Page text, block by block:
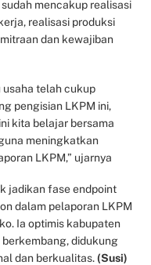
mencakup realisasi
realisasi produksi
dan kewajiban
usaha telah cukup
pengisian LKPM ini,
kita belajar bersama
meningkatkan
LKPM,” ujarnya
jadikan fase endpoint
dalam pelaporan LKPM
Ia optimis kabupaten
didukung
dan berkualitas.(Susi)